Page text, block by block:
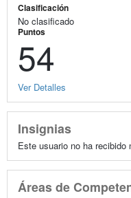
Clasificación
No clasificado
Puntos
54
Ver Detalles
Insignias
Este usuario no ha recibido
Áreas de